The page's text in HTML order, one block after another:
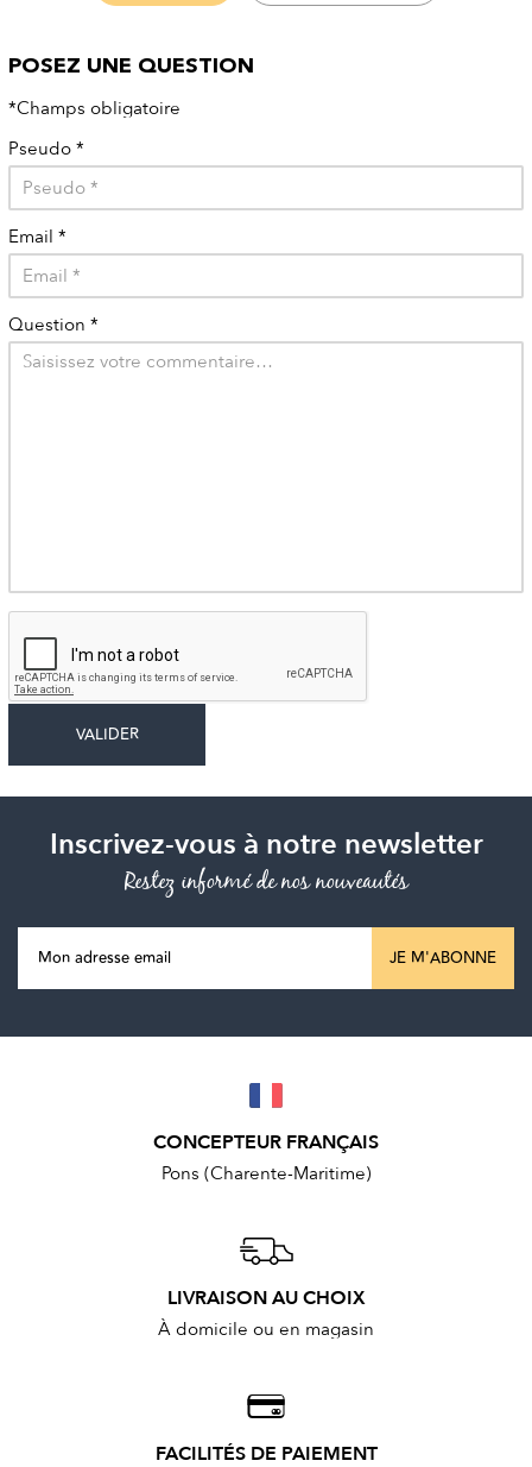
POSEZ UNE QUESTION
*Champs obligatoire
Pseudo *
Email *
Question *
Inscrivez-vous à notre newsletter
Restez informé de nos nouveautés
JE M'ABONNE
CONCEPTEUR FRANÇAIS
Pons (Charente-Maritime)
LIVRAISON AU CHOIX
À domicile ou en magasin
FACILITÉS DE PAIEMENT